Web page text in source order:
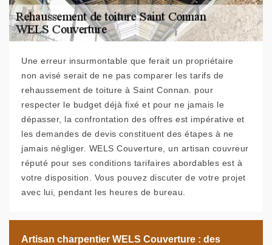
Une erreur insurmontable que ferait un propriétaire
non avisé serait de ne pas comparer les tarifs de
rehaussement de toiture à Saint Connan. pour
respecter le budget déjà fixé et pour ne jamais le
dépasser, la confrontation des offres est impérative et
les demandes de devis constituent des étapes à ne
jamais négliger. WELS Couverture, un artisan couvreur
réputé pour ses conditions tarifaires abordables est à
votre disposition. Vous pouvez discuter de votre projet
avec lui, pendant les heures de bureau.
Artisan charpentier WELS Couverture : des